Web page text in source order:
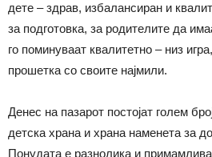
дете – здрав, избалансиран и
за подготовка, за родителите да
го поминуваат квалитетно – низ
прошетка со своите најмили.
Денес на пазарот постојат голем
детска храна и храна наменета за
Понудата е разнолика и